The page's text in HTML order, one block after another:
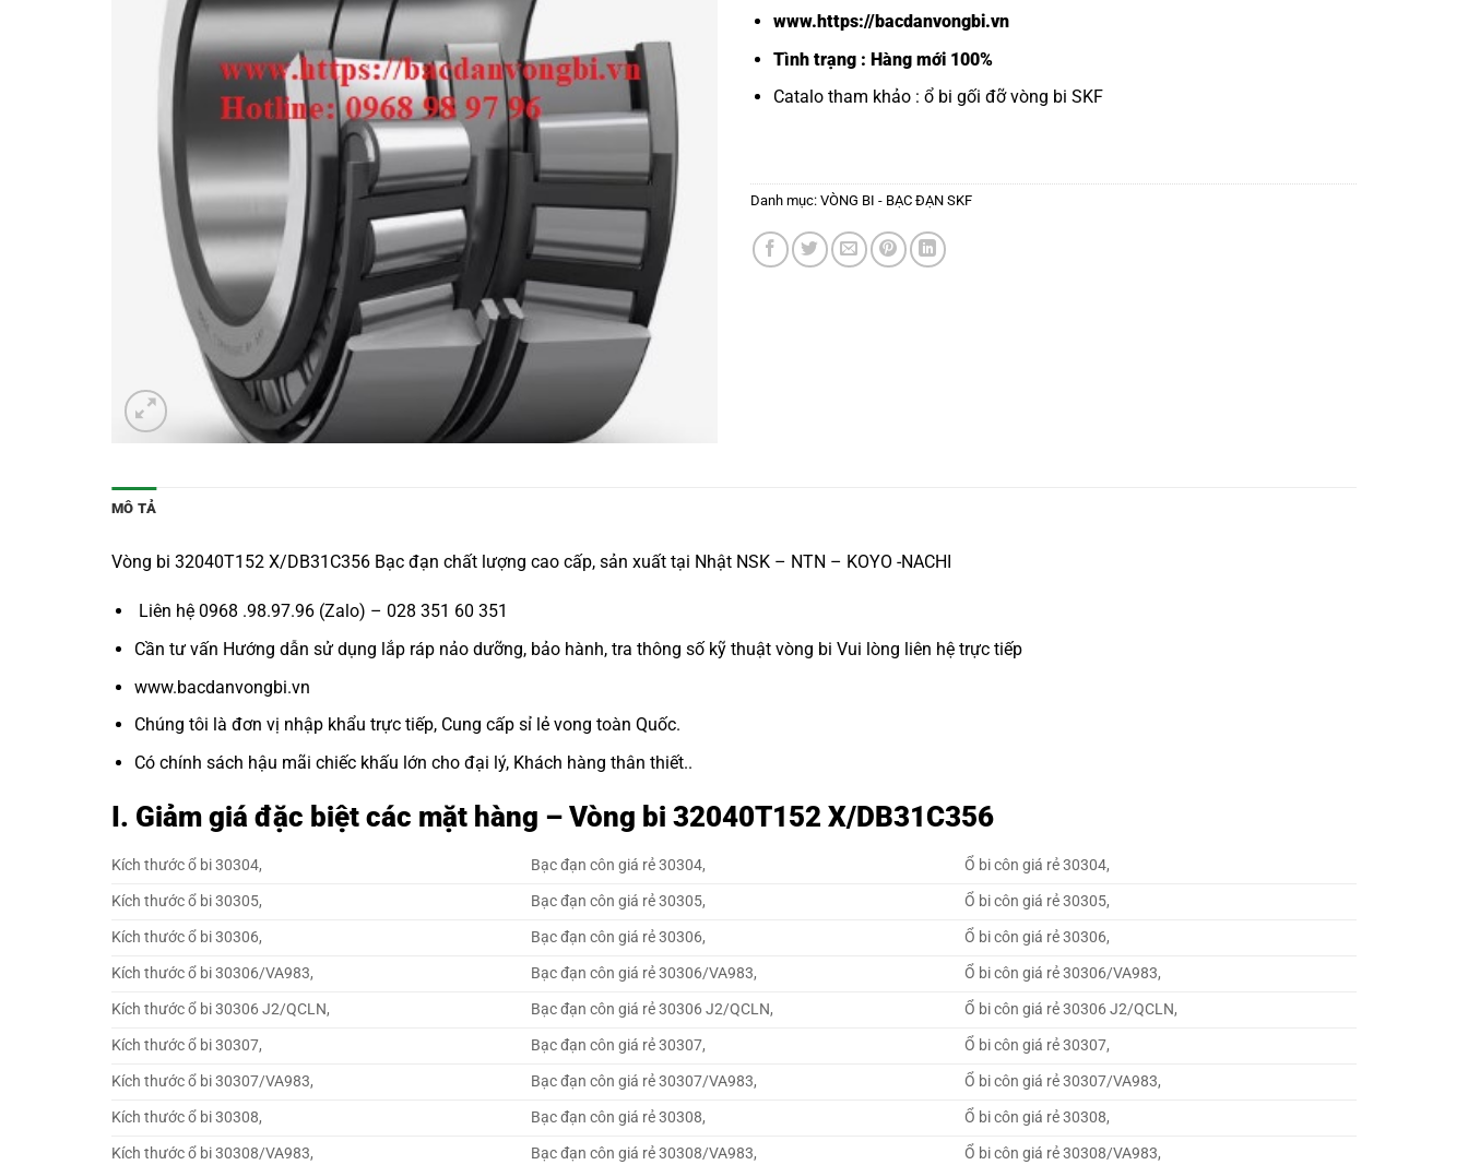
www.https://bacdanvongbi.vn
Tình trạng : Hàng mới 100%
Catalo tham khảo : ổ bi gối đỡ vòng bi SKF
Danh mục: VÒNG BI - BẠC ĐẠN SKF
MÔ TẢ
Vòng bi 32040T152 X/DB31C356 Bạc đạn chất lượng cao cấp, sản xuất tại Nhật NSK – NTN – KOYO -NACHI
Liên hệ 0968 .98.97.96 (Zalo) – 028 351 60 351
Cần tư vấn Hướng dẫn sử dụng lắp ráp nảo dưỡng, bảo hành, tra thông số kỹ thuật vòng bi Vui lòng liên hệ trực tiếp
www.bacdanvongbi.vn
Chúng tôi là đơn vị nhập khẩu trực tiếp, Cung cấp sỉ lẻ vong toàn Quốc.
Có chính sách hậu mãi chiếc khấu lớn cho đại lý, Khách hàng thân thiết..
I. Giảm giá đặc biệt các mặt hàng – Vòng bi 32040T152 X/DB31C356
Kích thước ổ bi 30304, Bạc đạn côn giá rẻ 30304,
Ổ bi côn giá rẻ 30304,
Kích thước ổ bi 30305,
Bạc đạn côn giá rẻ 30305,
Ổ bi côn giá rẻ 30305,
Kích thước ổ bi 30306,
Bạc đạn côn giá rẻ 30306,
Ổ bi côn giá rẻ 30306,
Kích thước ổ bi 30306/VA983,
Bạc đạn côn giá rẻ 30306/VA983,
Ổ bi côn giá rẻ 30306/VA983,
Kích thước ổ bi 30306 J2/QCLN,
Bạc đạn côn giá rẻ 30306 J2/QCLN,
Ổ bi côn giá rẻ 30306 J2/QCLN,
Kích thước ổ bi 30307,
Bạc đạn côn giá rẻ 30307,
Ổ bi côn giá rẻ 30307,
Kích thước ổ bi 30307/VA983,
Bạc đạn côn giá rẻ 30307/VA983,
Ổ bi côn giá rẻ 30307/VA983,
Kích thước ổ bi 30308,
Bạc đạn côn giá rẻ 30308,
Ổ bi côn giá rẻ 30308,
Kích thước ổ bi 30308/VA983,
Bạc đạn côn giá rẻ 30308/VA983,
Ổ bi côn giá rẻ 30308/VA983,